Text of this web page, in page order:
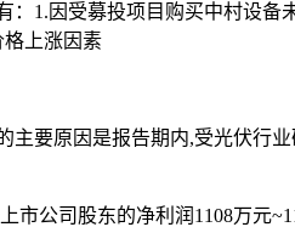
因受募投项目购买中村设备
上涨因素
原因是报告期内,受光伏行
司股东的净利润1108万元